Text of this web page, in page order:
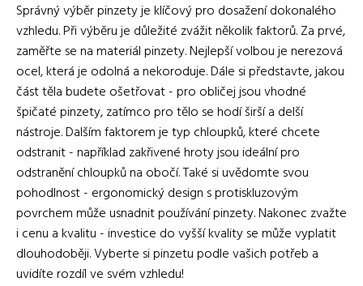
Správný výběr pinzety je klíčový pro dosažení dokonalého
vzhledu. Při výběru je důležité zvážit několik faktorů. Za prvé,
zaměřte se na materiál pinzety. Nejlepší volbou je nerezová
ocel, která je odolná a nekoroduje. Dále si představte, jakou
část těla budete ošetřovat - pro obličej jsou vhodné
špičaté pinzety, zatímco pro tělo se hodí širší a delší
nástroje. Dalším faktorem je typ chloupků, které chcete
odstranit - například zakřivené hroty jsou ideální pro
odstranění chloupků na obočí. Také si uvědomte svou
pohodlnost - ergonomický design s protiskluzovým
povrchem může usnadnit používání pinzety. Nakonec zvažte
i cenu a kvalitu - investice do vyšší kvality se může vyplatit
dlouhodoběji. Vyberte si pinzetu podle vašich potřeb a
uvidíte rozdíl ve svém vzhledu!